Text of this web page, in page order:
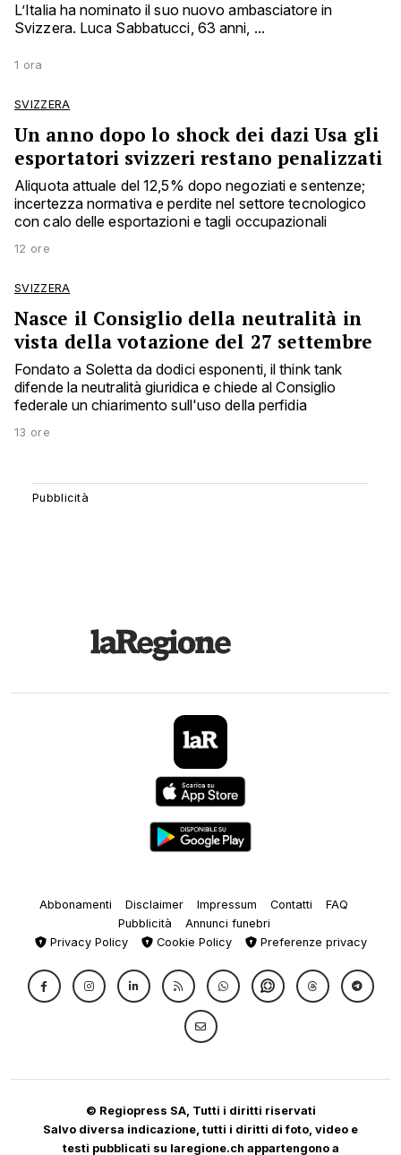
L’Italia ha nominato il suo nuovo ambasciatore in
Svizzera. Luca Sabbatucci, 63 anni, ...
1 ora
SVIZZERA
Un anno dopo lo shock dei dazi Usa gli
esportatori svizzeri restano penalizzati
Aliquota attuale del 12,5% dopo negoziati e sentenze;
incertezza normativa e perdite nel settore tecnologico
con calo delle esportazioni e tagli occupazionali
12 ore
SVIZZERA
Nasce il Consiglio della neutralità in
vista della votazione del 27 settembre
Fondato a Soletta da dodici esponenti, il think tank
difende la neutralità giuridica e chiede al Consiglio
federale un chiarimento sull'uso della perfidia
13 ore
Abbonamenti Disclaimer Impressum Contatti
FAQ
Pubblicità
Annunci funebri
Privacy Policy
Cookie Policy Preferenze privacy
© Regiopress SA, Tutti i diritti riservati
Salvo diversa indicazione, tutti i diritti di foto, video e
testi pubblicati su laregione.ch appartengono a